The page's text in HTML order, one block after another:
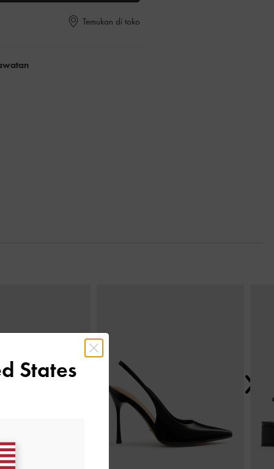
Temukan di toko
States